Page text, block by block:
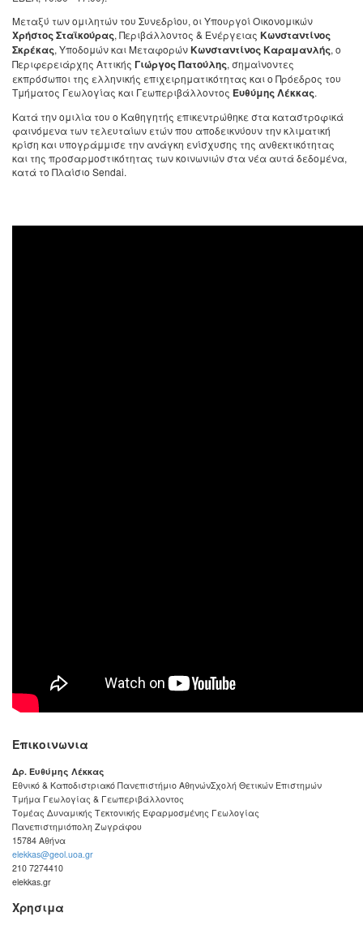
Μεταξύ των ομιλητών του Συνεδρίου, οι Υπουργοί Οικονομικών
Χρήστος Σταϊκούρας, Περιβάλλοντος & Ενέργειας Κωνσταντίνος
Σκρέκας, Υποδομών και ΜεταφορώνΚωνσταντίνος Καραμανλής, ο
Περιφερειάρχης Αττικής Γιώργος Πατούλης, σημαίνοντες
εκπρόσωποι της ελληνικής επιχειρηματικότητας και ο Πρόεδρος του
Τμήματος Γεωλογίας και Γεωπεριβάλλοντος Ευθύμης Λέκκας.
Κατά την ομιλία του ο Καθηγητής επικεντρώθηκε στα καταστροφικά
φαινόμενα των τελευταίων ετών που αποδεικνύουν την κλιματική
κρίση και υπογράμμισε την ανάγκη ενίσχυσης της ανθεκτικότητας
και της προσαρμοστικότητας των κοινωνιών στα νέα αυτά δεδομένα,
κατά το Πλαίσιο Sendai.
Επικοινωνια
Δρ. Ευθύμης Λέκκας
Εθνικό & Καποδιστριακό Πανεπιστήμιο ΑθηνώνΣχολή Θετικών Επιστημών
Τμήμα Γεωλογίας & Γεωπεριβάλλοντος
Τομέας Δυναμικής Τεκτονικής Εφαρμοσμένης Γεωλογίας
Πανεπιστημιόπολη Ζωγράφου
15784 Αθήνα
elekkas@geol.uoa.gr
210 7274410
elekkas.gr
Χρησιμα